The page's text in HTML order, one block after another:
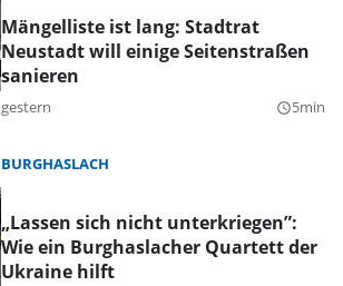
Mängelliste ist lang: Stadtrat
Neustadt will einige Seitenstraßen
sanieren
gestern query_builder5min
BURGHASLACH
„Lassen sich nicht unterkriegen”:
Wie ein Burghaslacher Quartett der
Ukraine hilft